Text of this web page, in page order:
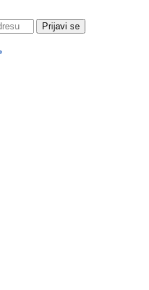
Prijavi se